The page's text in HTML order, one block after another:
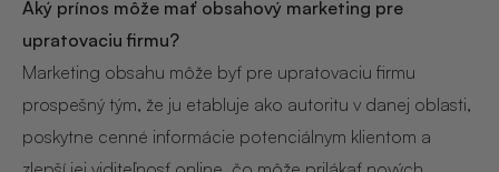
Aký prínos môže mať obsahový marketing pre
upratovaciu firmu?
Marketing obsahu môže byť pre upratovaciu firmu
prospešný tým, že ju etabluje ako autoritu v danej oblasti,
poskytne cenné informácie potenciálnym klientom a